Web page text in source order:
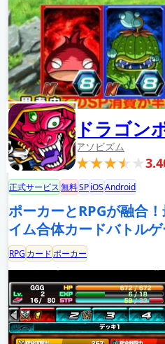
ドラゴン
アソビズム
正式サービス無料SPiOSAndroid
ポーカーとRPGが融合
イム合体カードバトル
RPG カードポーカー